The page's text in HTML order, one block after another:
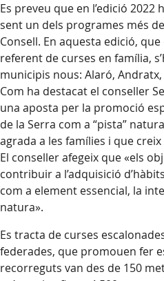
Es preveu que en l’edició
sent un dels programes més
Consell. En aquesta edició,
referent de curses en família,
municipis nous: Alaró,
Com ha destacat el conseller
una aposta per la promoció
de la Serra com a “pista”
agrada a les famílies i que
El conseller afegeix que «els
contribuir a l’adquisició
com a element essencial, la
natura».
Es tracta de curses
federades, que promouen fer
recorreguts van des de 150